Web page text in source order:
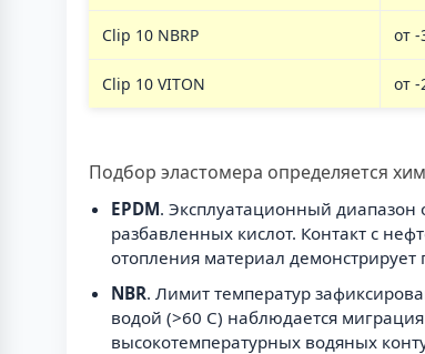
Clip 10 NBRP от -
Clip 10 VITON от -
Подбор эластомера определяется
EPDM. Эксплуатационный диапазон
разбавленных кислот. Контакт с
отопления материал
NBR. Лимит температур
водой (>60 С) наблюдается
высокотемпературных водяных